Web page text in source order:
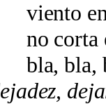
popa
mar